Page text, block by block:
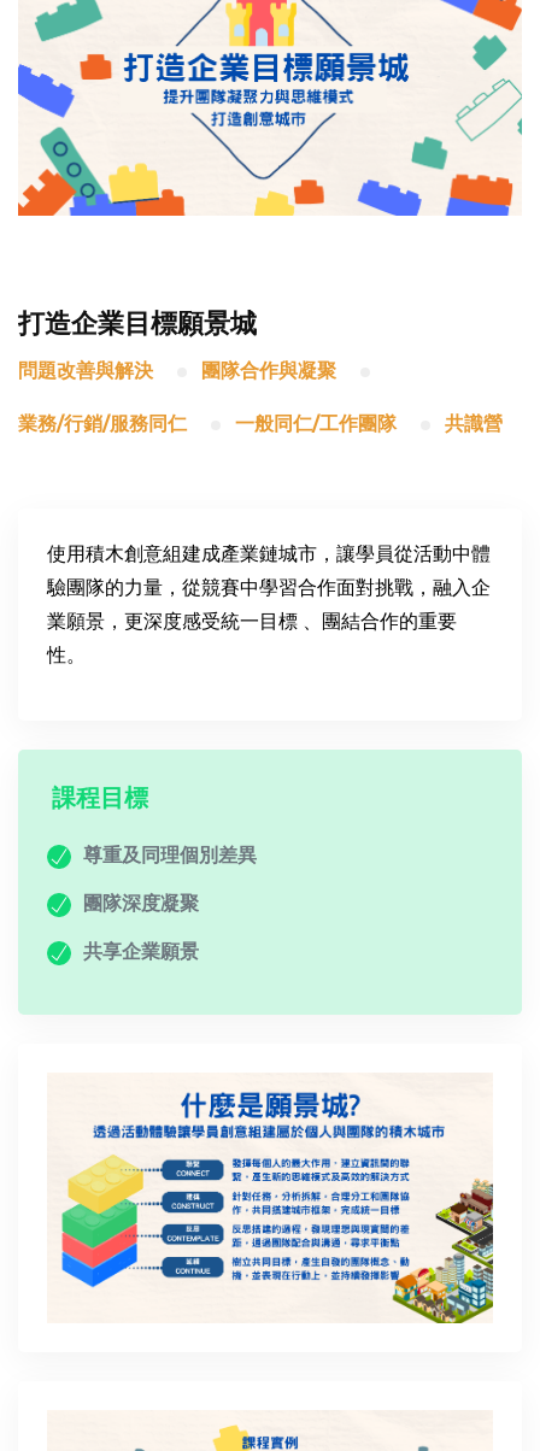
打造企業目標願景城
問題改善與解決 團隊合作與凝聚
業務/行銷/服務同仁 一般同仁/工作團隊 共識營
使用積木創意組建成產業鏈城市，讓學員從活動中體
驗團隊的力量，從競賽中學習合作面對挑戰，融入企
業願景，更深度感受統一目標 、團結合作的重要
性。
課程目標
尊重及同理個別差異
團隊深度凝聚
共享企業願景